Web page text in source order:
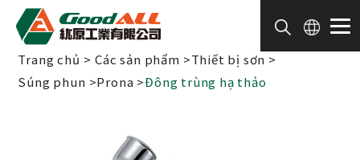
Trang chủ Các sản phẩm
Thiết bị sơn
Súng phun
Prona Đông trùng hạ thảo
Bảng quản lý cookie